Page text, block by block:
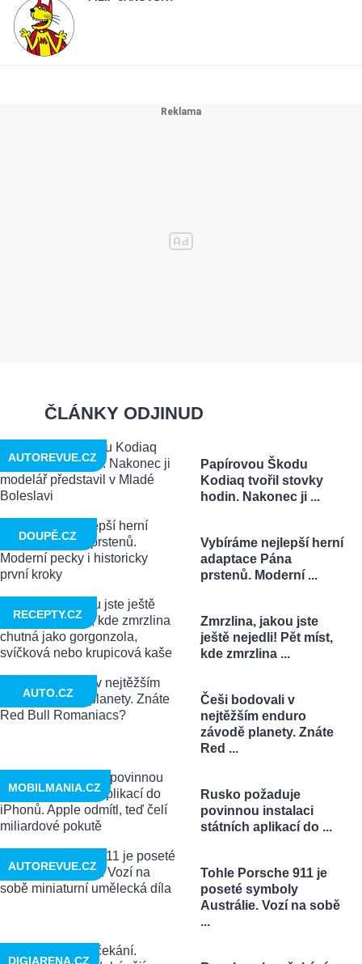
ČLÁNKY ODJINUD
Papírovou Škodu
Kodiaq tvořil stovky
hodin. Nakonec ji ...
AUTOREVUE.CZ
Vybíráme nejlepší herní
adaptace Pána
prstenů. Moderní ...
DOUPĚ.CZ
Zmrzlina, jakou jste
ještě nejedli! Pět míst,
kde zmrzlina ...
RECEPTY.CZ
Češi bodovali v
nejtěžším enduro
závodě planety. Znáte
Red ...
AUTO.CZ
Rusko požaduje
povinnou instalaci
státních aplikací do ...
MOBILMANIA.CZ
Tohle Porsche 911 je
poseté symboly
Austrálie. Vozí na sobě
...
AUTOREVUE.CZ
DIGIARENA.CZ